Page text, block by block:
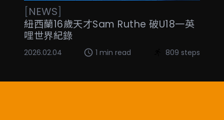
[NEWS]
紐西蘭16歲天才Sam Ruthe 破U18一英
哩世界紀錄
2026.02.04 1 min read 809 steps